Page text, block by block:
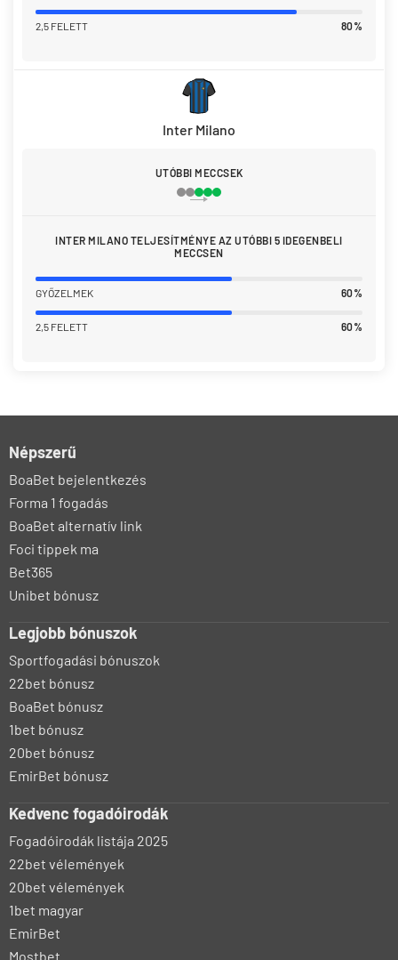
2,5 FELETT 80%
Inter Milano
UTÓBBI MECCSEK
INTER MILANO TELJESÍTMÉNYE AZ UTÓBBI 5 IDEGENBELI
MECCSEN
GYŐZELMEK 60%
2,5 FELETT 60%
Népszerű
BoaBet bejelentkezés
Forma 1 fogadás
BoaBet alternatív link
Foci tippek ma
Bet365
Unibet bónusz
Legjobb bónuszok
Sportfogadási bónuszok
22bet bónusz
BoaBet bónusz
1bet bónusz
20bet bónusz
EmirBet bónusz
Kedvenc fogadóirodák
Fogadóirodák listája 2025
22bet vélemények
20bet vélemények
1bet magyar
EmirBet
Mostbet